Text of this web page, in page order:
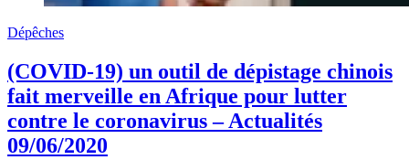
Dépêches
(COVID-19) un outil de dépistage chinois
fait merveille en Afrique pour lutter
contre le coronavirus – Actualités
09/06/2020